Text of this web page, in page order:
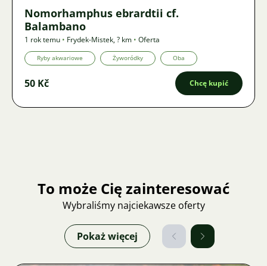
Nomorhamphus ebrardtii cf.
Balambano
1 rok temu • Frydek-Mistek,? km • Oferta
Ryby akwariowe Żyworódky Oba
50 Kč Chcę kupić
To może Cię zainteresować
Wybraliśmy najciekawsze oferty
Pokaż więcej